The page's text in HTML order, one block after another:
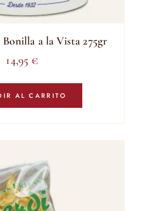
a la Vista 275gr
14,95 €
AL CARRITO